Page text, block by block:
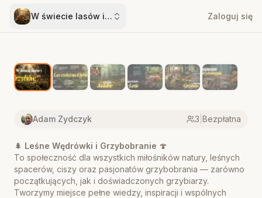
W świecie lasów i grzybów Zaloguj się
Adam Zydczyk 3 Bezpłatna
🌲 Leśne Wędrówki i Grzybobranie 🍄
To społeczność dla wszystkich miłośników natury, leśnych
spacerów, ciszy oraz pasjonatów grzybobrania — zarówno
początkujących, jak i doświadczonych grzybiarzy.
Tworzymy miejsce pełne wiedzy, inspiracji i wspólnych